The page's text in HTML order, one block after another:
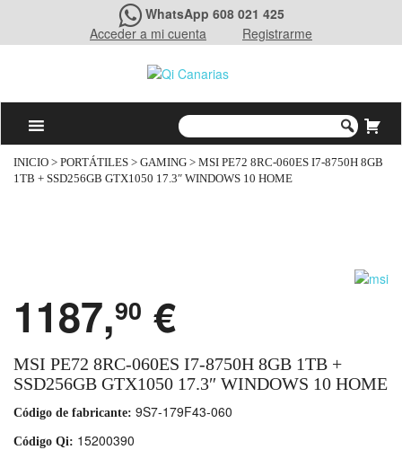
WhatsApp 608 021 425
Acceder a mi cuenta
Registrarme
INICIO > PORTÁTILES > GAMING > MSI PE72 8RC-060ES I7-8750H 8GB
1TB + SSD256GB GTX1050 17.3″ WINDOWS 10 HOME
1187,90 €
MSI PE72 8RC-060ES I7-8750H 8GB 1TB +
SSD256GB GTX1050 17.3″ WINDOWS 10 HOME
Código de fabricante: 9S7-179F43-060
Código Qi: 15200390